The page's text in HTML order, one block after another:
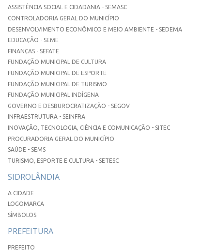
ASSISTÊNCIA SOCIAL E CIDADANIA - SEMASC
CONTROLADORIA GERAL DO MUNICÍPIO
DESENVOLVIMENTO ECONÔMICO E MEIO AMBIENTE - SEDEMA
EDUCAÇÃO - SEME
FINANÇAS - SEFATE
FUNDAÇÃO MUNICIPAL DE CULTURA
FUNDAÇÃO MUNICIPAL DE ESPORTE
FUNDAÇÃO MUNICIPAL DE TURISMO
FUNDAÇÃO MUNICIPAL INDÍGENA
GOVERNO E DESBUROCRATIZAÇÃO - SEGOV
INFRAESTRUTURA - SEINFRA
INOVAÇÃO, TECNOLOGIA, CIÊNCIA E COMUNICAÇÃO - SITEC
PROCURADORIA GERAL DO MUNICÍPIO
SAÚDE - SEMS
TURISMO, ESPORTE E CULTURA - SETESC
SIDROLÂNDIA
A CIDADE
LOGOMARCA
SÍMBOLOS
PREFEITURA
PREFEITO